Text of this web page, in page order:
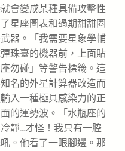
會變成某種具備攻擊性
星座圖表和過期甜甜圈
器。「我需要星象學輔
珠臺的機器前，上面貼
勿碰」等警告標籤。這
名的外星計算器改造而
入一種極具感染力的正
的運勢波。「水瓶座的
靜…才怪！我只有一腔
。他看了一眼腳邊。那